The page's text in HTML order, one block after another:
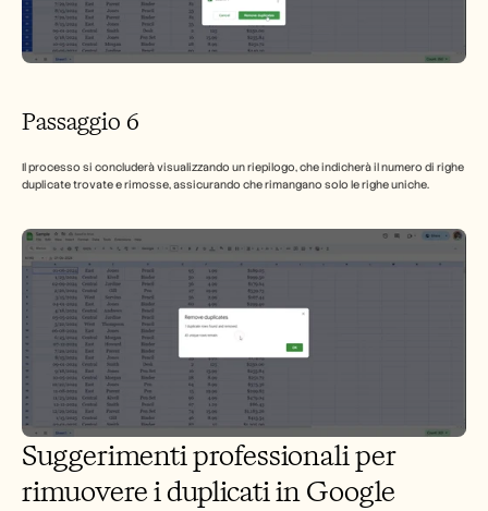
Passaggio 6
Il processo si concluderà visualizzando un riepilogo, che indicherà il numero di righe
duplicate trovate e rimosse, assicurando che rimangano solo le righe uniche.
Suggerimenti professionali per
rimuovere i duplicati in Google